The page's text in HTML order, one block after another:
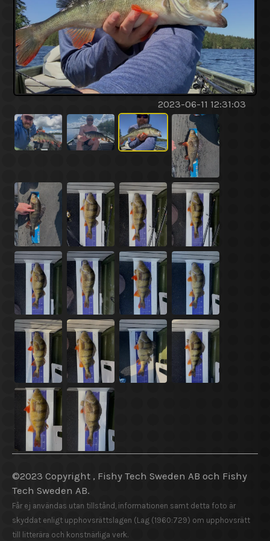
2023-06-11 12:31:03
©2023 Copyright , Fishy Tech Sweden AB och Fishy
Tech Sweden AB.
Får ej användas utan tillstånd, informationen samt detta foto är
skyddat enligt upphovsrättslagen (Lag (1960:729) om upphovsrätt
till litterära och konstnärliga verk.